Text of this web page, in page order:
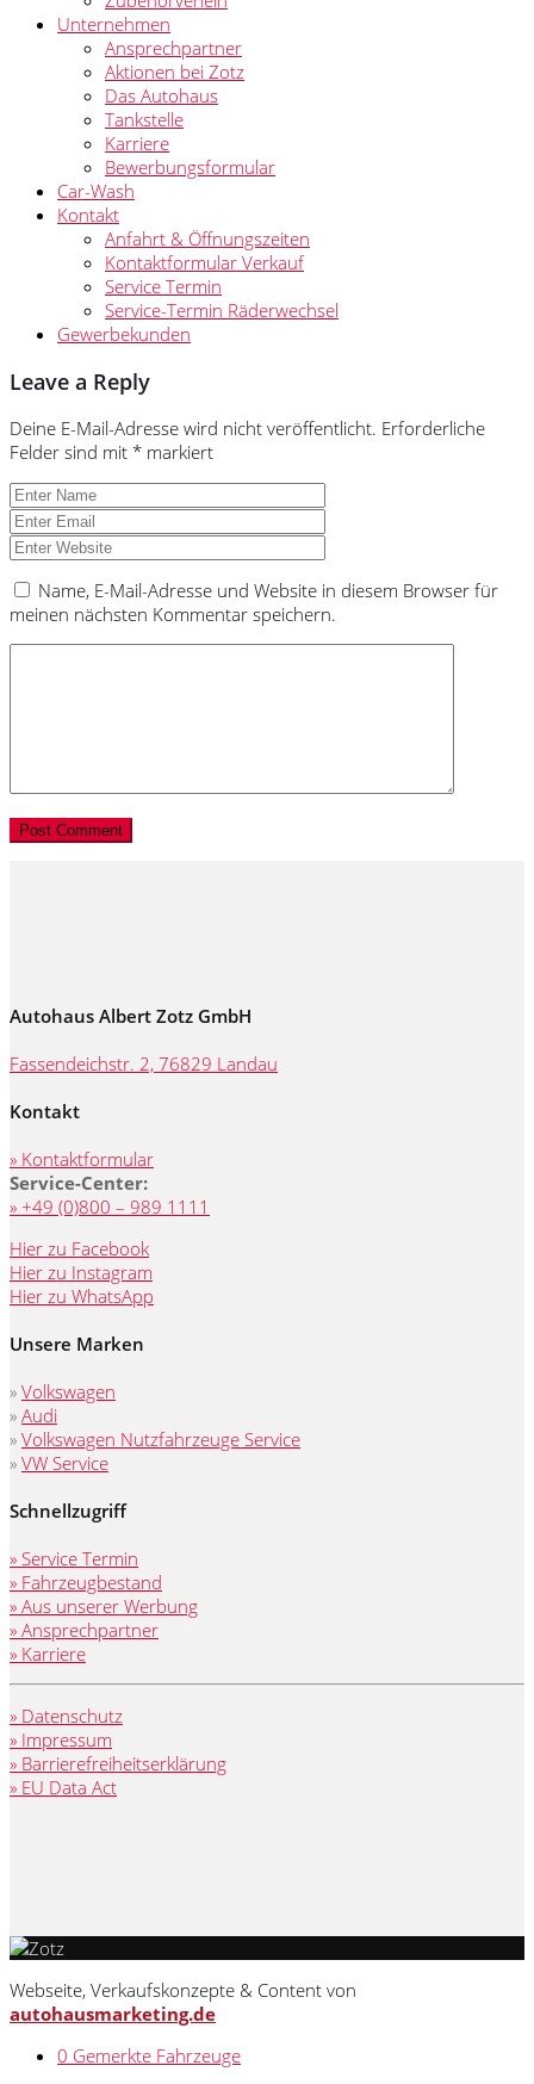
Unternehmen
Ansprechpartner
Aktionen bei Zotz
Das Autohaus
Tankstelle
Karriere
Bewerbungsformular
Car-Wash
Kontakt
Anfahrt & Öffnungszeiten
Kontaktformular Verkauf
Service Termin
Service-Termin Räderwechsel
Gewerbekunden
Leave a Reply
Deine E-Mail-Adresse wird nicht veröffentlicht. Erforderliche
Felder sind mit * markiert
Name, E-Mail-Adresse und Website in diesem Browser für
meinen nächsten Kommentar speichern.
Autohaus Albert Zotz GmbH
Fassendeichstr. 2, 76829 Landau
Kontakt
» Kontaktformular
Service-Center:
» +49 (0)800 – 989 1111
Hier zu Facebook
Hier zu Instagram
Hier zu WhatsApp
Unsere Marken
» Volkswagen
» Audi
» Volkswagen Nutzfahrzeuge Service
» VW Service
Schnellzugriff
» Service Termin
» Fahrzeugbestand
» Aus unserer Werbung
» Ansprechpartner
» Karriere
» Datenschutz
» Impressum
» Barrierefreiheitserklärung
» EU Data Act
Webseite, Verkaufskonzepte & Content von
autohausmarketing.de
0 Gemerkte Fahrzeuge